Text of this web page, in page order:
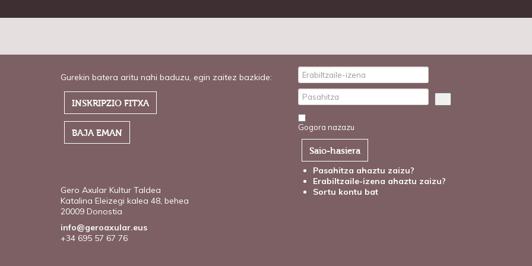
Gurekin batera aritu nahi baduzu, egin zaitez bazkide:
INSKRIPZIO FITXA
BAJA EMAN
Gero Axular Kultur Taldea
Katalina Eleizegi kalea 48, behea
20009 Donostia
info@geroaxular.eus
+34 695 57 67 76
Gogora nazazu
Saio-hasiera
Pasahitza ahaztu zaizu?
Erabiltzaile-izena ahaztu zaizu?
Sortu kontu bat